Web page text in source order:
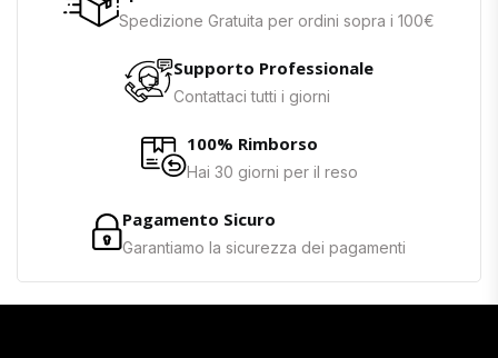
Spedizione Gratuita per ordini sopra i 100€
Supporto Professionale
Contattaci tutti i giorni
100% Rimborso
Hai 30 giorni per il reso
Pagamento Sicuro
Garantiamo la sicurezza dei pagamenti